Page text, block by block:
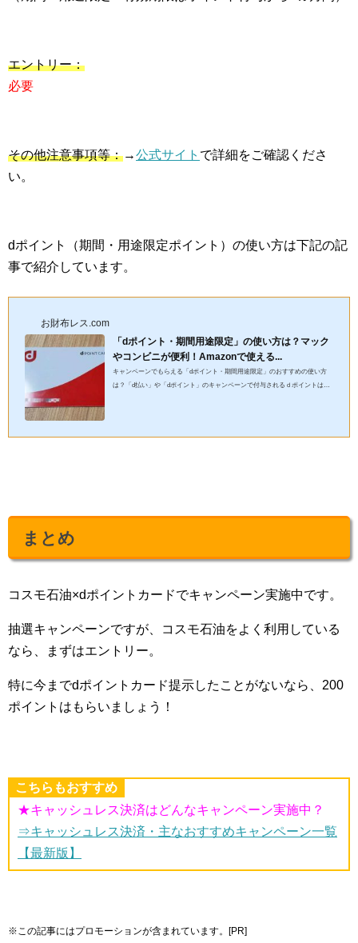
エントリー：
必要
その他注意事項等：→公式サイト で詳細をご確認くださ
い。
dポイント（期間・用途限定ポイント）の使い方は下記の記
事で紹介しています。
お財布レス.com
「dポイント・期間用途限定」の使い方は？マック
やコンビニが便利！Amazonで使える...
キャンペーンでもらえる「dポイント・期間用途限定」のおすすめの使い方
は？「d払い」や「dポイント」のキャンペーンで付与されるｄポイントは、
まとめ
コスモ石油×dポイントカードでキャンペーン実施中です。
抽選キャンペーンですが、コスモ石油をよく利用している
なら、まずはエントリー。
特に今までdポイントカード提示したことがないなら、200
ポイントはもらいましょう！
こちらもおすすめ
★キャッシュレス決済はどんなキャンペーン実施中？
⇒キャッシュレス決済・主なおすすめキャンペーン一覧
【最新版】
※この記事にはプロモーションが含まれています。[PR]